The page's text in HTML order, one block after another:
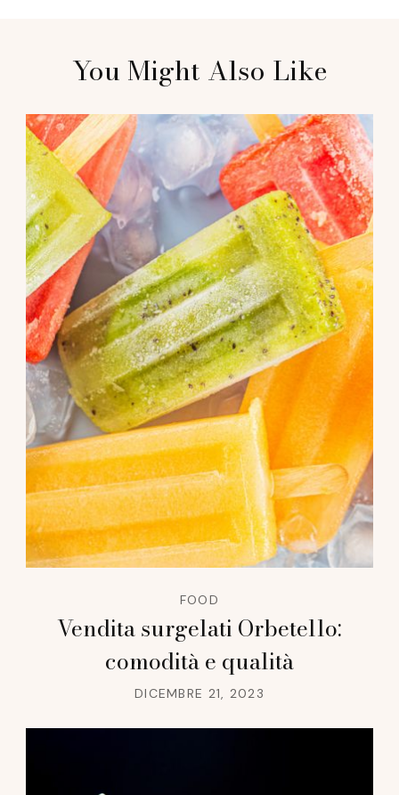
Navigation
You Might Also Like
FOOD
Vendita surgelati Orbetello:
comodità e qualità
DICEMBRE 21, 2023